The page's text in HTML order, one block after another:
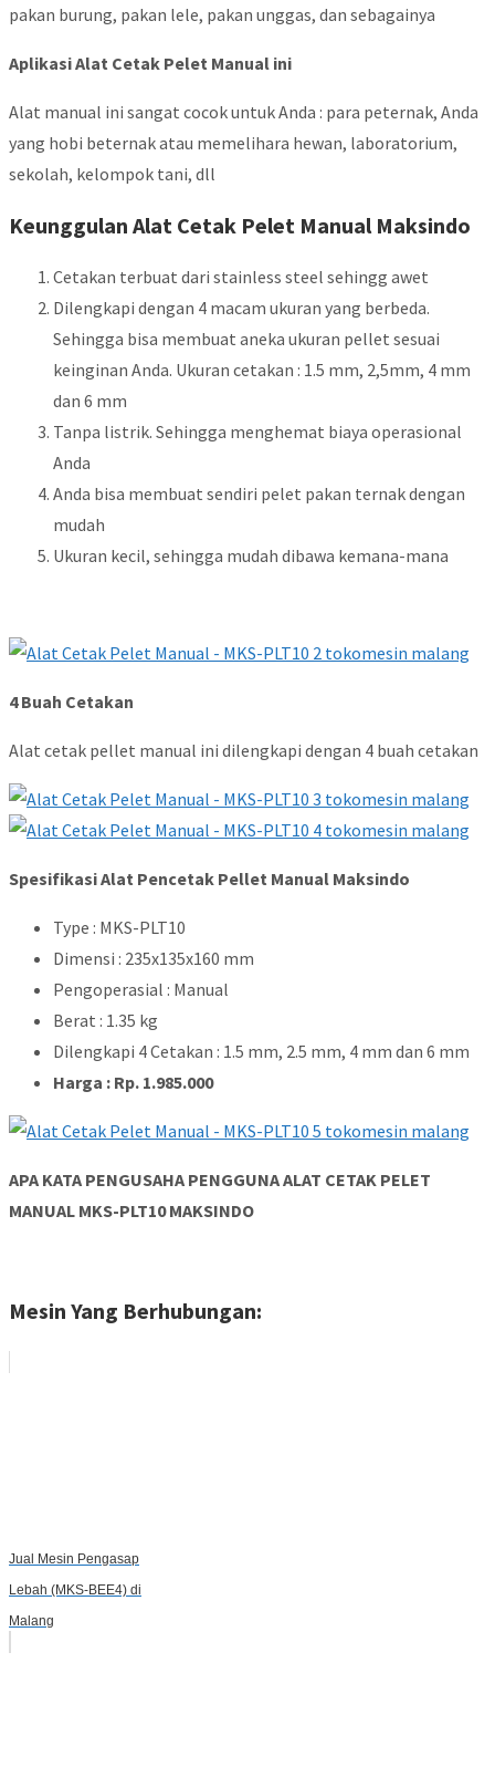
pakan burung, pakan lele, pakan unggas, dan sebagainya
Aplikasi Alat Cetak Pelet Manual ini
Alat manual ini sangat cocok untuk Anda : para peternak, Anda
yang hobi beternak atau memelihara hewan, laboratorium,
sekolah, kelompok tani, dll
Keunggulan Alat Cetak Pelet Manual Maksindo
Cetakan terbuat dari stainless steel sehingg awet
Dilengkapi dengan 4 macam ukuran yang berbeda.
Sehingga bisa membuat aneka ukuran pellet sesuai
keinginan Anda. Ukuran cetakan : 1.5 mm, 2,5mm, 4 mm
dan 6 mm
Tanpa listrik. Sehingga menghemat biaya operasional
Anda
Anda bisa membuat sendiri pelet pakan ternak dengan
mudah
Ukuran kecil, sehingga mudah dibawa kemana-mana
4 Buah Cetakan
Alat cetak pellet manual ini dilengkapi dengan 4 buah cetakan
Spesifikasi Alat Pencetak Pellet Manual Maksindo
Type : MKS-PLT10
Dimensi : 235x135x160 mm
Pengoperasial : Manual
Berat : 1.35 kg
Dilengkapi 4 Cetakan : 1.5 mm, 2.5 mm, 4 mm dan 6 mm
Harga : Rp. 1.985.000
APA KATA PENGUSAHA PENGGUNA ALAT CETAK PELET
MANUAL MKS-PLT10 MAKSINDO
Mesin Yang Berhubungan:
Jual Mesin Pengasap
Lebah (MKS-BEE4) di
Malang